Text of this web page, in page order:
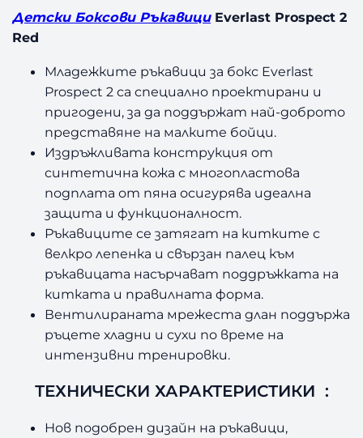
Детски Боксови РъкавициEverlast Prospect 2
Red
Младежките ръкавици за бокс Everlast
Prospect 2 са специално проектирани и
пригодени, за да поддържат най-доброто
представяне на малките бойци.
Издръжливата конструкция от
синтетична кожа с многопластова
подплата от пяна осигурява идеална
защита и функционалност.
Ръкавиците се затягат на китките с
велкро лепенка и свързан палец към
ръкавицата насърчават поддръжката на
китката и правилната форма.
Вентилираната мрежеста длан поддържа
ръцете хладни и сухи по време на
интензивни тренировки.
ТЕХНИЧЕСКИ ХАРАКТЕРИСТИКИ :
Нов подобрен дизайн на ръкавици,